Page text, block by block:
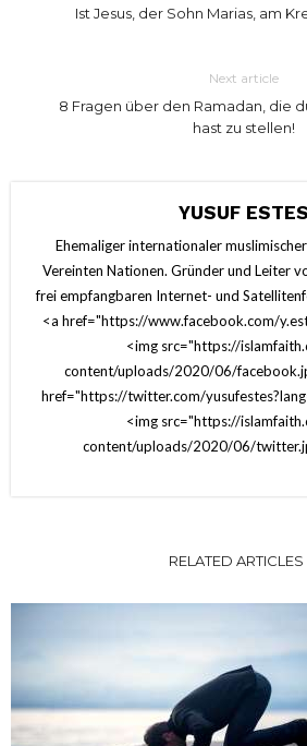
Ist Jesus, der Sohn Marias, am
Next article
8 Fragen über den Ramadan, die
hast zu stellen!
YUSUF ESTES
Ehemaliger internationaler
Vereinten Nationen. Gründer und Leiter
frei empfangbaren Internet- und
<a href="https://www.facebook.com/
<img src="https://
content/uploads/2020/06/
href="https://twitter.com/
<img src="https://
content/uploads/2020/06/
RELATED ARTICLES